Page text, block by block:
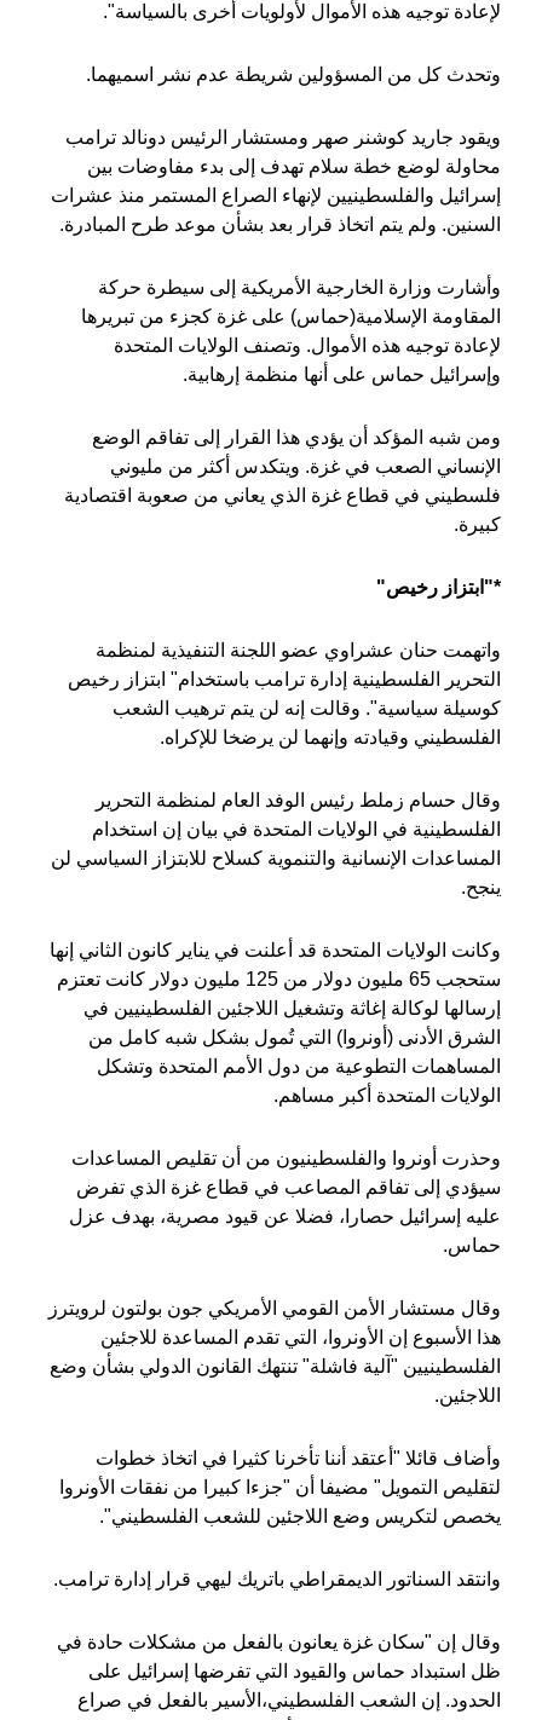
لإعادة توجيه هذه الأموال لأولويات أخرى بالسياسة".
وتحدث كل من المسؤولين شريطة عدم نشر اسميهما.
ويقود جاريد كوشنر صهر ومستشار الرئيس دونالد ترامب
محاولة لوضع خطة سلام تهدف إلى بدء مفاوضات بين
إسرائيل والفلسطينيين لإنهاء الصراع المستمر منذ عشرات
السنين. ولم يتم اتخاذ قرار بعد بشأن موعد طرح المبادرة.
وأشارت وزارة الخارجية الأمريكية إلى سيطرة حركة
المقاومة الإسلامية(حماس) على غزة كجزء من تبريرها
لإعادة توجيه هذه الأموال. وتصنف الولايات المتحدة
وإسرائيل حماس على أنها منظمة إرهابية.
ومن شبه المؤكد أن يؤدي هذا القرار إلى تفاقم الوضع
الإنساني الصعب في غزة. ويتكدس أكثر من مليوني
فلسطيني في قطاع غزة الذي يعاني من صعوبة اقتصادية
كبيرة.
​*"ابتزاز رخيص"
واتهمت حنان عشراوي عضو اللجنة التنفيذية لمنظمة
التحرير الفلسطينية إدارة ترامب باستخدام"‭‭ ‬‬ابتزاز رخيص
كوسيلة سياسية". وقالت إنه لن يتم ترهيب الشعب
الفلسطيني وقيادته وإنهما لن يرضخا للإكراه.
وقال حسام زملط رئيس الوفد العام لمنظمة التحرير
الفلسطينية في الولايات المتحدة في بيان إن استخدام
المساعدات الإنسانية والتنموية كسلاح للابتزاز السياسي لن
ينجح.
وكانت الولايات المتحدة قد أعلنت في يناير كانون الثاني إنها
ستحجب 65 مليون دولار من 125 مليون دولار كانت تعتزم
إرسالها لوكالة إغاثة وتشغيل اللاجئين الفلسطينيين في
الشرق الأدنى (أونروا) التي تُمول بشكل شبه كامل من
المساهمات التطوعية من دول الأمم المتحدة وتشكل
الولايات المتحدة أكبر مساهم.
وحذرت أونروا والفلسطينيون من أن تقليص المساعدات
سيؤدي إلى تفاقم المصاعب في قطاع غزة الذي تفرض
عليه إسرائيل حصارا، فضلا عن قيود مصرية، بهدف عزل
حماس.
وقال مستشار الأمن القومي الأمريكي جون بولتون لرويترز
هذا الأسبوع إن الأونروا، التي تقدم المساعدة للاجئين
الفلسطينيين "آلية فاشلة" تنتهك القانون الدولي بشأن وضع
اللاجئين.
وأضاف قائلا "أعتقد أننا تأخرنا كثيرا في اتخاذ خطوات
لتقليص التمويل" مضيفا أن "جزءا كبيرا من نفقات الأونروا
يخصص لتكريس وضع اللاجئين للشعب الفلسطيني".
وانتقد السناتور الديمقراطي باتريك ليهي قرار إدارة ترامب.
وقال إن "سكان غزة يعانون بالفعل من مشكلات حادة في
ظل استبداد حماس والقيود التي تفرضها إسرائيل على
الحدود. إن الشعب الفلسطيني،الأسير بالفعل في صراع